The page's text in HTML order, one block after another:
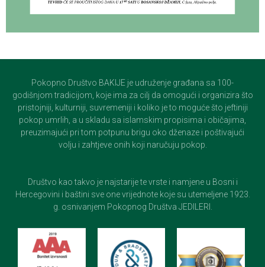
Pokopno Društvo BAKIJE je udruženje građana sa 100-
godišnjom tradicijom, koje ima za cilj da omogući i organizira što
pristojniji, kulturniji, suvremeniji i koliko je to moguće što jeftiniji
pokop umrlih, a u skladu sa islamskim propisima i običajima,
preuzimajući pri tom potpunu brigu oko dženaze i poštivajući
volju i zahtjeve onih koji naručuju pokop.
Društvo kao takvo je najstarije te vrste i namjene u Bosni i
Hercegovini i baštini sve one vrijednote koje su utemeljene 1923.
g. osnivanjem Pokopnog Društva JEDILERI.